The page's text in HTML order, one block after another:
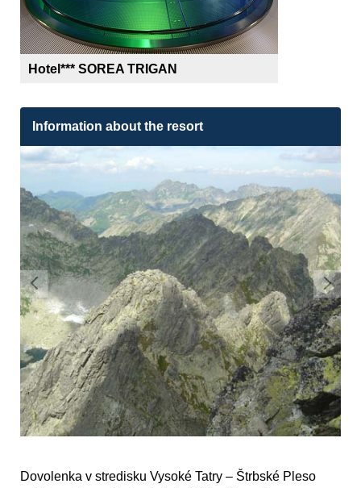
Hotel*** SOREA TRIGAN
Information about the resort
Dovolenka v stredisku Vysoké Tatry – Štrbské Pleso